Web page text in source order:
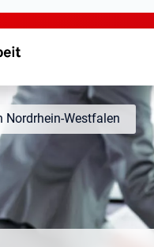
Nordrhein-Westfalen